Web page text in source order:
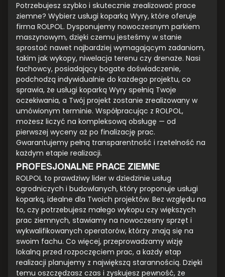
Potrzebujesz szybko i skutecznie zrealizować prace
ziemne? Wybierz usługi koparką Wyry, które oferuje
firma ROLPOL. Dysponujemy nowoczesnym parkiem
maszynowym, dzięki czemu jesteśmy w stanie
sprostać nawet najbardziej wymagającym zadaniom,
takim jak wykopy, niwelacja terenu czy drenaże. Nasi
fachowcy, posiadający bogate doświadczenie,
podchodzą indywidualnie do każdego projektu, co
sprawia, że usługi koparką Wyry spełnią Twoje
oczekiwania, a Twój projekt zostanie zrealizowany w
umówionym terminie. Współpracując z ROLPOL,
możesz liczyć na kompleksową obsługę — od
pierwszej wyceny aż po finalizację prac.
Gwarantujemy pełną transparentność i rzetelność na
każdym etapie realizacji.
PROFESJONALNE PRACE ZIEMNE
ROLPOL to prawdziwy lider w dziedzinie usług
ogrodniczych i budowlanych, który proponuje usługi
koparką, idealne dla Twoich projektów. Bez względu na
to, czy potrzebujesz małego wykopu czy większych
prac ziemnych, stawiamy na nowoczesny sprzęt i
wykwalifikowanych operatorów, którzy znają się na
swoim fachu. Co więcej, przeprowadzamy wizję
lokalną przed rozpoczęciem prac, a każdy etap
realizacji planujemy z największą starannością. Dzięki
temu oszczędzasz czas i zyskujesz pewność, że